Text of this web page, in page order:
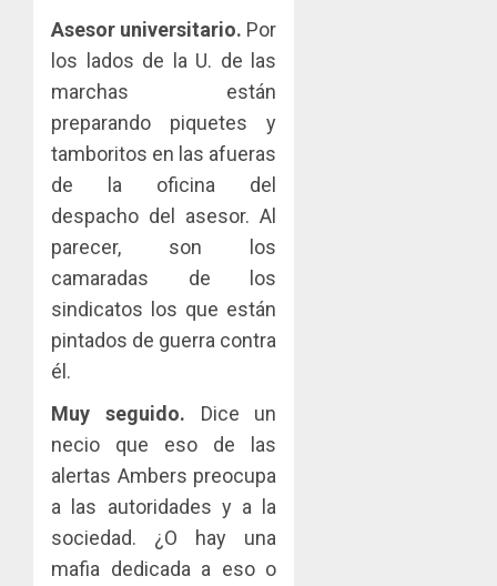
Asesor universitario. Por
los lados de la U. de las
marchas están
preparando piquetes y
tamboritos en las afueras
de la oficina del
despacho del asesor. Al
parecer, son los
camaradas de los
sindicatos los que están
pintados de guerra contra
él.
Muy seguido. Dice un
necio que eso de las
alertas Ambers preocupa
a las autoridades y a la
sociedad. ¿O hay una
mafia dedicada a eso o